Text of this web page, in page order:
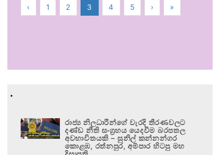
‹ 1 2 3 4 5 › »
.
රාජ්‍ය නිලධාරීන්ගේ වැරදි තීරණවලට
දණ්ඩ නීති සංග්‍රහය යෙදවීම බරපතල
අවභාවිතයකි – සුනිල් කන්නන්ගර
කොළඹ, රත්නපුර, අම්පාර හිටපු මහ